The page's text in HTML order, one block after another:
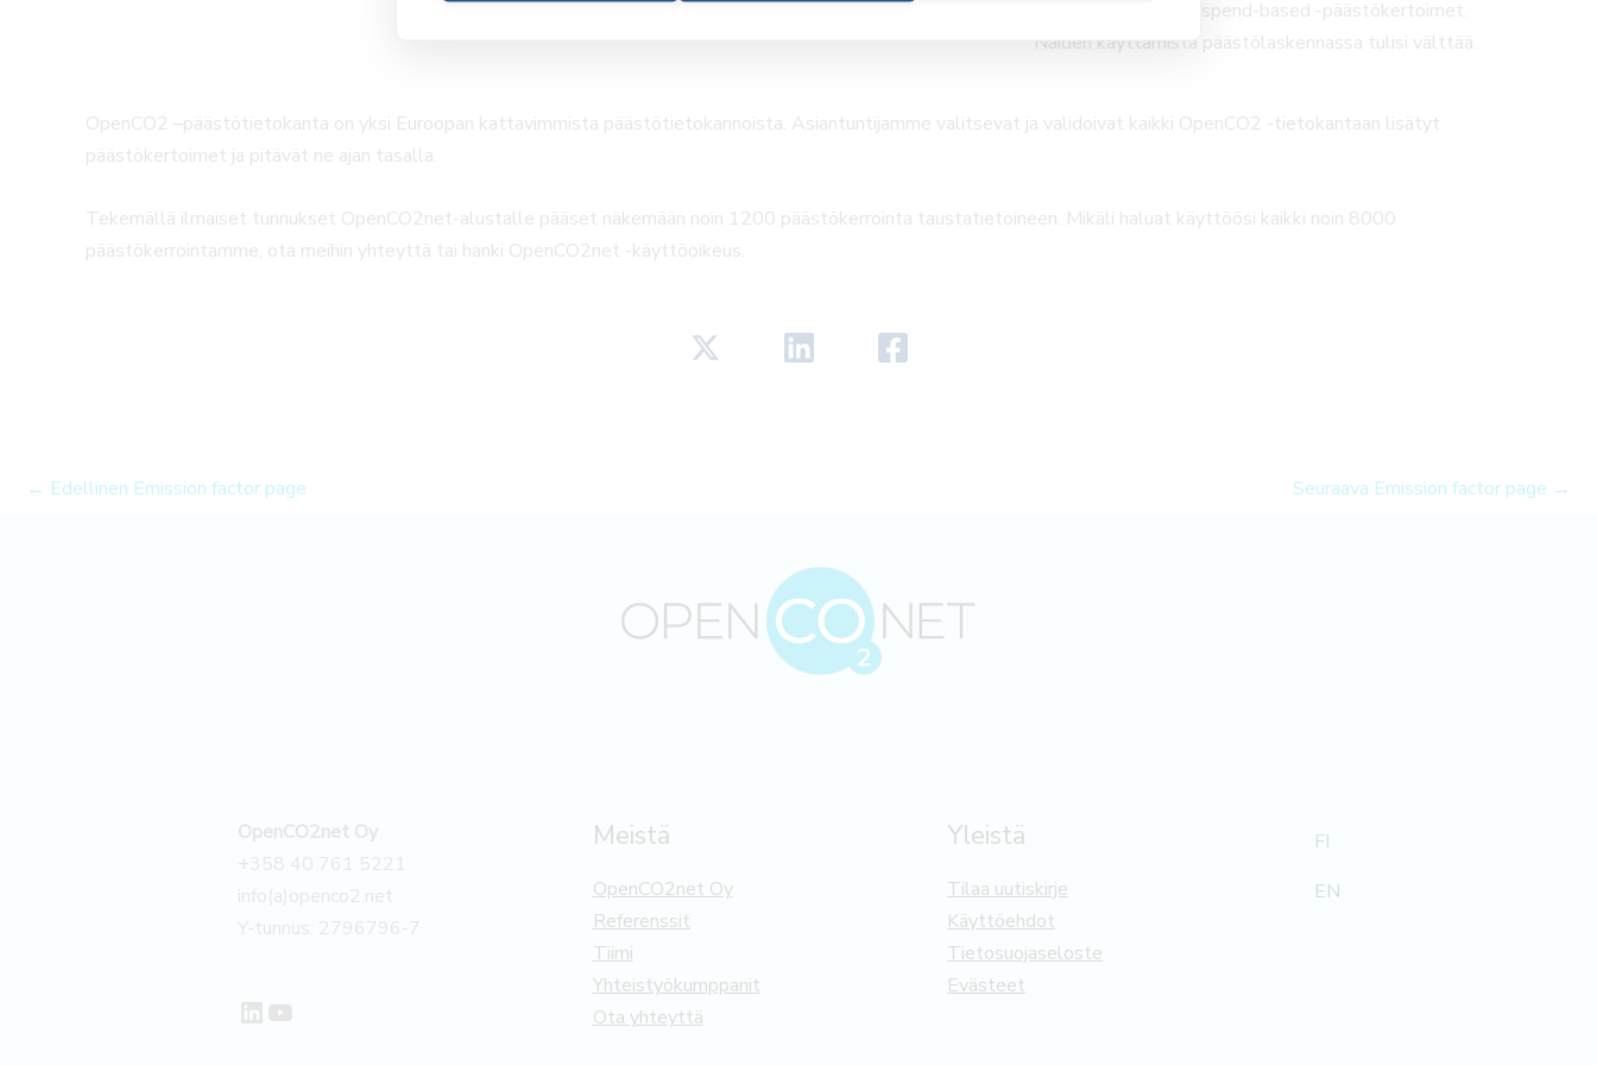
Vanhat ja epätarkat spend-based -päästökertoimet.
Näiden käyttämistä päästölaskennassa tulisi välttää.
OpenCO2 –päästötietokanta on yksi Euroopan kattavimmista päästötietokannoista. Asiantuntijamme valitsevat ja validoivat kaikki OpenCO2 -tietokantaan lisätyt
päästökertoimet ja pitävät ne ajan tasalla.
Tekemällä ilmaiset tunnukset OpenCO2net-alustalle pääset näkemään noin 1200 päästökerrointa taustatietoineen. Mikäli haluat käyttöösi kaikki noin 8000
päästökerrointamme, ota meihin yhteyttä tai hanki OpenCO2net -käyttöoikeus.
← Edellinen Emission factor page Seuraava Emission factor page →
OpenCO2net Oy
+358 40 761 5221
info(a)openco2.net
Y-tunnus: 2796796-7
LinkedIn
YouTube
Meistä
OpenCO2net Oy
Referenssit
Tiimi
Yhteistyökumppanit
Ota yhteyttä
Yleistä
Tilaa uutiskirje
Käyttöehdot
Tietosuojaseloste
Evästeet
FI
EN